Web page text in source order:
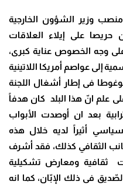
وزير الشؤون الخارجية
حريصا على إيلاء العلاقات
على وجه الخصوص عناية كبرى،
إلى عواصم أمريكا اللاتينية
فى إطار أشغال اللجنة
على علم انّ هذا البلد كان هدفاً
بعد ان أوصدت الأبواب
أثيراً لديه خلال هذه
الثقافي كذلك، فقد أشرف
ثقافية ومعارض تشكيلية
فى ذلك الإبّان، كما انه